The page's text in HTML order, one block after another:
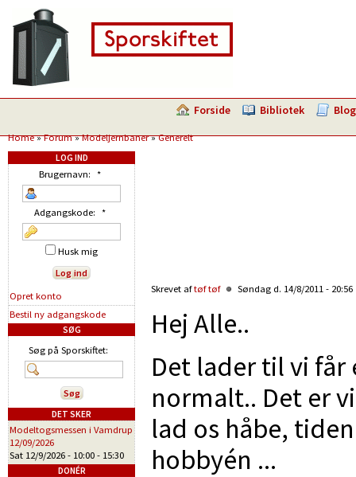
Forside Bibliotek Blog
Home»Forum»Modeljernbaner»Generelt
Skrevet aftøf tøf Søndag d. 14/8/2011 - 20:56
Hej Alle..
Det lader til vi
normalt.. Det er
lad os håbe,
hobbyén ...
LOG IND
Brugernavn: *
Adgangskode: *
Husk mig
Opret konto
Bestil ny adgangskode
SØG
Søg på Sporskiftet:
DET SKER
Modeltogsmessen i Vamdrup
12/09/2026
Sat 12/9/2026 - 10:00 - 15:30
DONÉR